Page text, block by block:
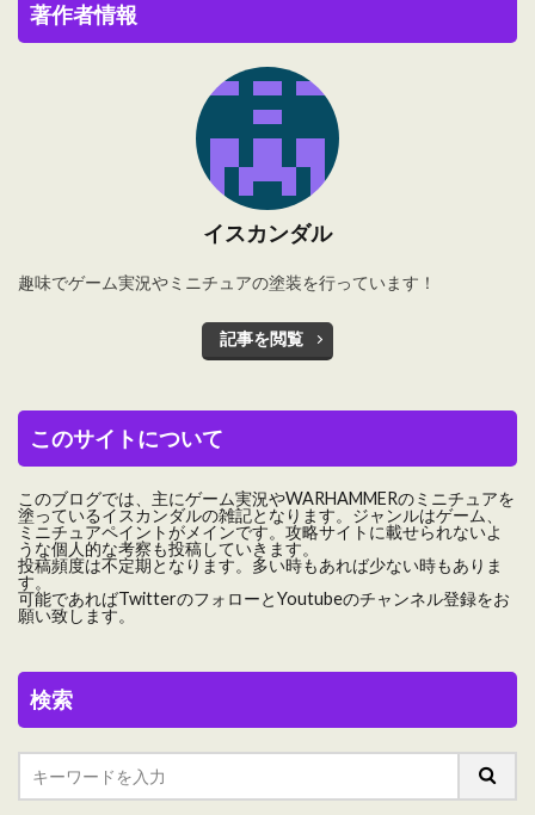
著作者情報
イスカンダル
趣味でゲーム実況やミニチュアの塗装を行っています！
記事を閲覧
このサイトについて
このブログでは、主にゲーム実況やWARHAMMERのミニチュアを
塗っているイスカンダルの雑記となります。ジャンルはゲーム、
ミニチュアペイントがメインです。攻略サイトに載せられないよ
うな個人的な考察も投稿していきます。
投稿頻度は不定期となります。多い時もあれば少ない時もありま
す。
可能であればTwitterのフォローとYoutubeのチャンネル登録をお
願い致します。
検索